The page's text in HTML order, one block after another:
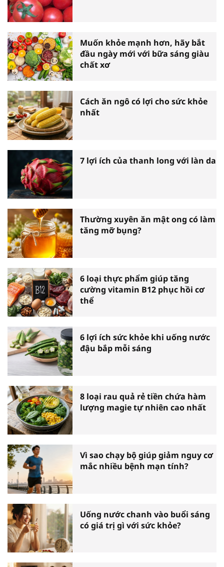
Muốn khỏe mạnh hơn, hãy bắt
đầu ngày mới với bữa sáng giàu
chất xơ
Cách ăn ngô có lợi cho sức khỏe
nhất
7 lợi ích của thanh long với làn da
Thường xuyên ăn mật ong có làm
tăng mỡ bụng?
6 loại thực phẩm giúp tăng
cường vitamin B12 phục hồi cơ
thể
6 lợi ích sức khỏe khi uống nước
đậu bắp mỗi sáng
8 loại rau quả rẻ tiền chứa hàm
lượng magie tự nhiên cao nhất
Vì sao chạy bộ giúp giảm nguy cơ
mắc nhiều bệnh mạn tính?
Uống nước chanh vào buổi sáng
có giá trị gì với sức khỏe?